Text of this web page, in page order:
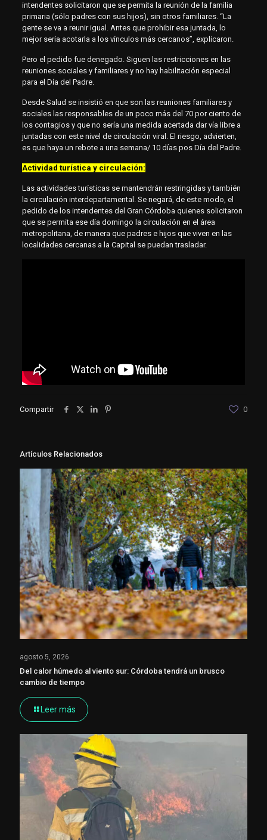
intendentes solicitaron que se permita la reunión de la familia
primaria (sólo padres con sus hijos), sin otros familiares. “La
gente se va a reunir igual. Antes que prohibir esa juntada, lo
mejor sería acotarla a los vínculos más cercanos”, explicaron.
Pero el pedido fue denegado. Siguen las restricciones en las
reuniones sociales y familiares y no hay habilitación especial
para el Día del Padre.
Desde Salud se insistió en que son las reuniones familiares y
sociales las responsables de un poco más del 70 por ciento de
los contagios y que no sería una medida acertada dar vía libre a
juntadas con este nivel de circulación viral. El riesgo, advierten,
es que haya un rebote a una semana/ 10 días pos Día del Padre.
Actividad turística y circulación:
Las actividades turísticas se mantendrán restringidas y también
la circulación interdepartamental. Se negará, de este modo, el
pedido de los intendentes del Gran Córdoba quienes solicitaron
que se permita ese día domingo la circulación en el área
metropolitana, de manera que padres e hijos que viven en las
localidades cercanas a la Capital se puedan trasladar.
Compartir 0
Artículos Relacionados
agosto 5, 2026
Del calor húmedo al viento sur: Córdoba tendrá un brusco
cambio de tiempo
Leer más